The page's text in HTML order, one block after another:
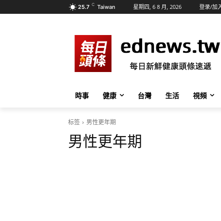
25.7 C Taiwan 星期四, 6 8 月, 2026 登录/加
時事 健康 台灣 生活 視頻
标签 男性更年期
男性更年期